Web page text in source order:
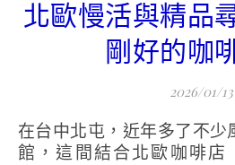
北歐慢活與精品
剛好的咖
2026/01/13
在台中北屯，近年多了不少風格鮮明的小型咖啡
館，這間結合北歐咖啡店